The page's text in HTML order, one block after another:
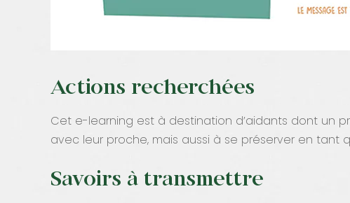
Actions recherchées
Cet e-learning est à destination d’aidants dont un
avec leur proche, mais aussi à se préserver en tant
Savoirs à transmettre